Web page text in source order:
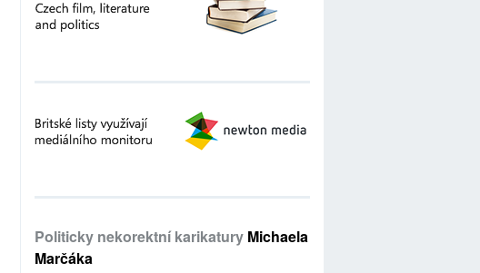
Politicky nekorektní karikatury Michaela
Marčáka